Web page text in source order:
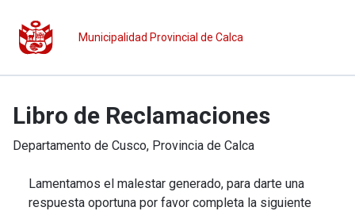
Municipalidad Provincial de Calca
Libro de Reclamaciones
Departamento de Cusco, Provincia de Calca
Lamentamos el malestar generado, para darte una
respuesta oportuna por favor completa la siguiente